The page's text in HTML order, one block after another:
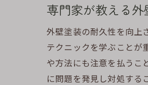
専門家が教える
外壁塗装の耐久性を向上
テクニックを学ぶことが
や方法にも注意を払うこ
に問題を発見し対処する